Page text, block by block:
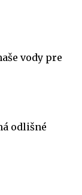
vody pre
odlišné